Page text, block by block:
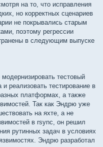
на то, что исправления
но корректных сценариев
не покрывались старым
поэтому регрессии
в следующим выпуске
тестовый
реализовать тестирование в
платформах, а также
Так как Эндрю уже
на яхте, а не
в rsync, он решил
рутинных задач в условиях
Эндрю разработал